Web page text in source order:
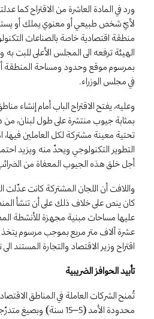
ورد في المادة العاشرة من الاقتراح كما
لأيّ شخص طبيعي أو معنوي يملك أو
منطقة اقتصادية خاصة بالصناعات
الهيئة ترفعه الى المجلس الأعلى للبت
بمرسوم موقع وحدود ومساحة
في مجلس الوزراء.
وعليه، يفتح الاقتراح الباب أمام إنشاء
بمثابة جيوب منتشرة على طول لبنان، من
تحتية معينة مشتركة لكل العاملين
التطوير التكنولوجي ويحدّ منه ويزيد
أجل خلق هذه الجيوب المعفاة من
واللافت أن اللجان المشتركة كانت عدّلت
كان ينص على خلاف ذلك على أن تنشأ
عليها مساحات مبنية مجهزة للأنشطة
عشرة آلاف متر مربع بموجب مرسوم يتخذ
اقتراح وزير الاقتصاد والتجارة المستند
تأبيد الحوافز الضريبية
تُمنح الشركات العاملة في المناطق
محدودة الأمد (5–15 سنة) وبصيغ متدرّجة. فمثلاً